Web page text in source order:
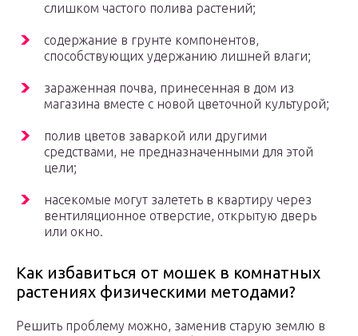
слишком частого полива растений;
содержание в грунте компонентов,
способствующих удержанию лишней влаги;
зараженная почва, принесенная в дом из
магазина вместе с новой цветочной культурой;
полив цветов заваркой или другими
средствами, не предназначенными для этой
цели;
насекомые могут залететь в квартиру через
вентиляционное отверстие, открытую дверь
или окно.
Как избавиться от мошек в комнатных
растениях физическими методами?
Решить проблему можно, заменив старую землю в